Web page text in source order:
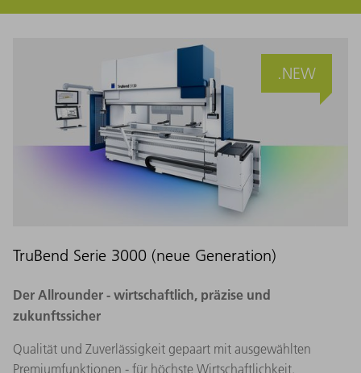
.NEW
TruBend Serie 3000 (neue Generation)
Der Allrounder - wirtschaftlich, präzise und
zukunftssicher
Qualität und Zuverlässigkeit gepaart mit ausgewählten
Premiumfunktionen - für höchste Wirtschaftlichkeit.